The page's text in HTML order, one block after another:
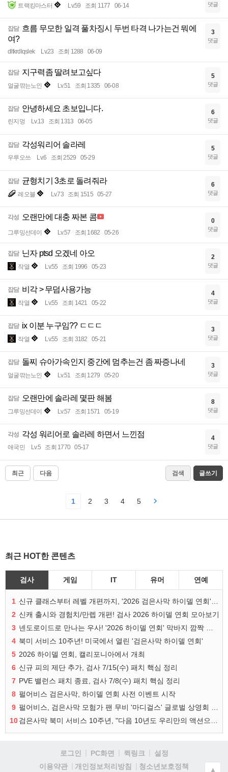
트랙킹마스터 Lv.59 조회 1177 06-14 댓글
잡담 흐름 무모한 일격 풀차징시 두번 타격 나가는건 뭐에
여?
dltkrdlqslek Lv.23 조회 1288 06-09
3
댓글
잡담 지구력좀 딸려보고싶다
얼굴깎는노인 Lv.51 조회 1335 06-08
5
댓글
잡담 안녕하세요 초보입니다.
린지멍 Lv.13 조회 1313 06-05
6
댓글
잡담 각성워리어 솔라레
우루오쓰 Lv.6 조회 2529 05-29
5
댓글
잡담 균형치기 3초로 돌려줘라
레오블 Lv.73 조회 1515 05-27
6
댓글
각성 오랜만에 대충 짜본 콤
그루밍선데이 Lv.57 조회 1682 05-26
0
댓글
잡담 닌자 ptsd 오겠네 아오
작열 Lv.55 조회 1996 05-23
2
댓글
잡담 비각 > 무덤사용가능
작열 Lv.55 조회 1421 05-22
4
댓글
잡담 ix 이분 누구임?? ㄷㄷㄷ
작열 Lv.55 조회 3182 05-21
3
댓글
잡담 돌찌 슈아가속인지 중간에 멈추는건 좀 짜증나네
얼굴깎는노인 Lv.51 조회 1279 05-20
3
댓글
잡담 오랜만에 솔라레 몇판 해봄
그루밍선데이 Lv.57 조회 1571 05-19
8
댓글
각성 각성 워리어로 솔라레 하면서 느낀점
애국민 Lv.5 조회 1770 05-17
4
댓글
최근 다음 검색 글쓰기
1 2 3 4 5
최근 HOT한 콘텐츠
검사 게임 IT 유머 연예
1
2 신캐 출시와 경험치/만렙 개편! 검사 2026 하이델 연회 모아보기
3
4 북미 서비스 10주년! 미국에서 열린 '검은사막 하이델 연회'
5 2026 하이델 연회, 캘리포니아에서 개최
6 신규 피의 제단 추가, 검사 7/15(수) 패치 핵심 정리
7 PVE 밸런스 패치 종료, 검사 7/8(수) 패치 핵심 정리
8 펄어비스 검은사막, 하이델 연회 사전 이벤트 시작
9
10
로그인 PC화면 퀵링크
설정
이용약관
개인정보처리방침
청소년보호정책
▲